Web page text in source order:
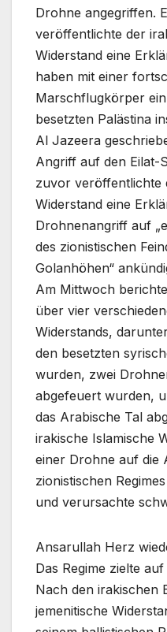
Drohne angegriffen.
veröffentlichte der
Widerstand eine
haben mit einer
Marschflugkörper
besetzten Palästina
Al Jazeera
Angriff auf den Eilat-
zuvor veröffentlichte
Widerstand eine
Drohnenangriff auf
des zionistischen
Golanhöhen“
Am Mittwoch
über vier
Widerstands,
den besetzten
wurden, zwei
abgefeuert wurden,
das Arabische Tal
irakische Islamische
einer Drohne auf die
zionistischen
und verursachte
Ansarullah Herz
Das Regime zielte
Nach den irakischen
jemenitische